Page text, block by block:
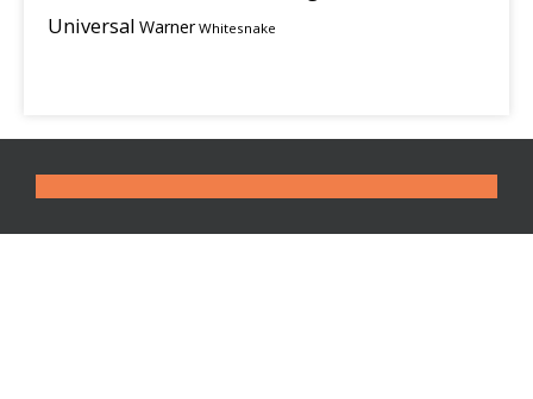
Universal Warner Whitesnake